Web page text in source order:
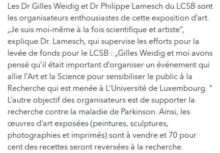
Les Dr Gilles Weidig et Dr Philippe Lamesch du LCSB sont
les organisateurs enthousiastes de cette exposition d’art.
„Je suis moi-même à la fois scientifique et artiste“,
explique Dr. Lamesch, qui supervise les efforts pour la
levée de fonds pour le LCSB : „Gilles Weidig et moi avons
pensé qu’il était important d’organiser un événement qui
allie l’Art et la Science pour sensibiliser le public à la
Recherche qui est menée à L’Université de Luxembourg. “
L’autre objectif des organisateurs est de supporter la
recherche contre la maladie de Parkinson. Ainsi, les
œuvres d’art exposées (peintures, sculptures,
photographies et imprimés) sont à vendre et 70 pour
cent des recettes seront reversées à la recherche.